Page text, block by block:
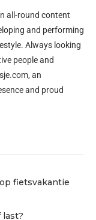
all-round content
and performing
Always looking
people and
, an
and proud
fietsvakantie
last?